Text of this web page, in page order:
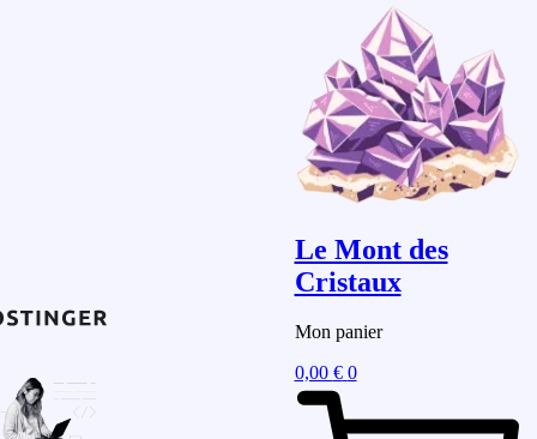
Le Mont des
Cristaux
Mon panier
0,00 € 0